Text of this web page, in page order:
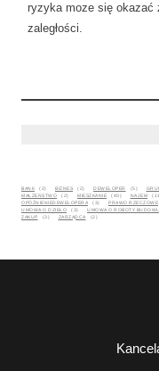
ryzyka moze się okazać
zaległości.
BANK (2) BIZNES (2) DEWELOPER (5)
MAŁŻEŃSTWO
(2) MIESZKANIE (40) NAJEM
OPÓŹNIENIEDEWELOPERA
(3) PRAWO RZECZOWE
UMOWA O DZIEŁO
(3) UMOWA O ROBOTY
ZAKUP
(3) ZARZĄDCA (2)